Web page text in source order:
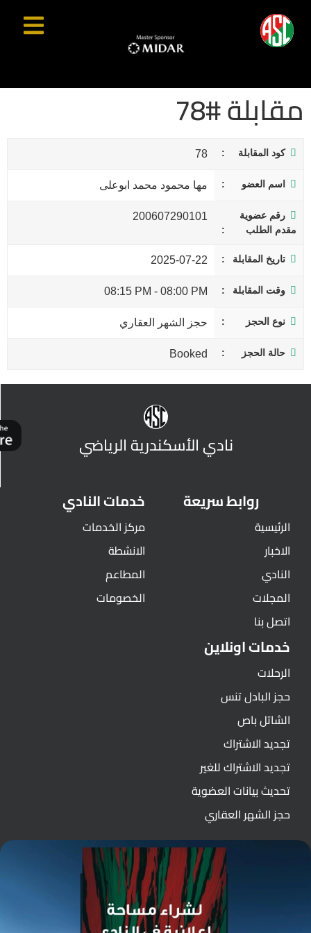
مقابلة #78
كود المقابلة 78
اسم العضو مها محمود محمد ابوعلى
رقم عضوية
مقدم الطلب
200607290101
تاريخ المقابلة 2025-07-22
وقت المقابلة 08:00 PM
-
08:15 PM
نوع الحجز حجز الشهر العقاري
حالة الحجز Booked
نادي الأسكندرية الرياضي
روابط سريعة
الرئيسية
الاخبار
النادي
المجلات
اتصل بنا
خدمات النادي
مركز الخدمات
الانشطة
المطاعم
الخصومات
خدمات اونلاين
الرحلات
حجز البادل تنس
الشاتل باص
تجديد الاشتراك
تجديد الاشتراك للغير
تحديث بيانات العضوية
حجز الشهر العقاري